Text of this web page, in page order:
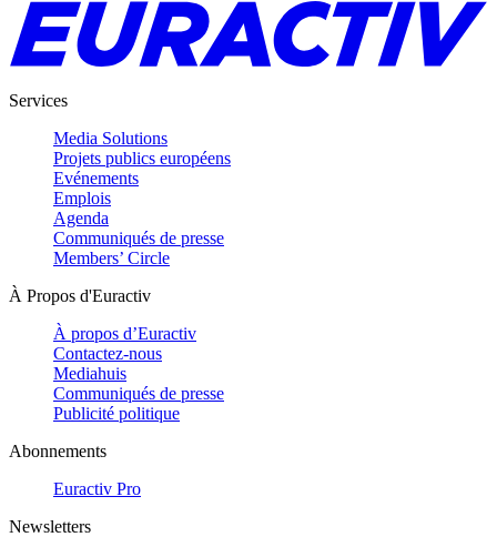
Services
Media Solutions
Projets publics européens
Evénements
Emplois
Agenda
Communiqués de presse
Members’ Circle
À Propos d'Euractiv
À propos d’Euractiv
Contactez-nous
Mediahuis
Communiqués de presse
Publicité politique
Abonnements
Euractiv Pro
Newsletters